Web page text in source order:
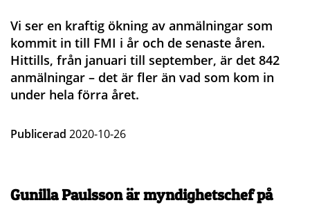
Vi ser en kraftig ökning av anmälningar som
kommit in till FMI i år och de senaste åren.
Hittills, från januari till september, är det 842
anmälningar – det är fler än vad som kom in
under hela förra året.
Publicerad 2020-10-26
Gunilla Paulsson är myndighetschef på